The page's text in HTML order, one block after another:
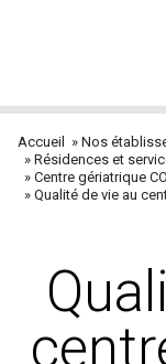
principal
Fil
d'Ariane
Accueil
Nos
Résidences et
Centre gériatrique
Qualité de vie au